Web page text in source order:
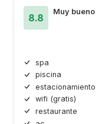
8.8
Muy bueno
spa
piscina
estacionamiento
wifi (gratis)
restaurante